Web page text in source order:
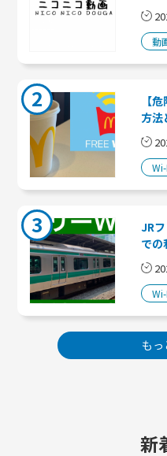
動
【
方法
2
JR
での
3
も
新